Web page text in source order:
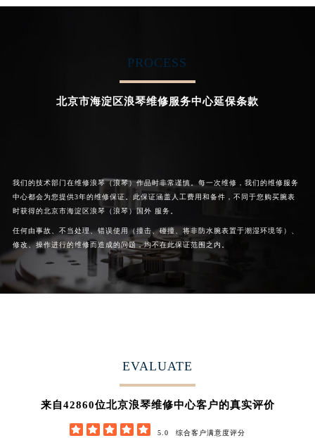
是北京浪琴维修服务中心
是北京浪琴维修服务中心

PROCESS
北京市海淀区浪琴维修服务中心延保条款
我们的技术部门在维修浪琴（浪琴）作品时非常谨慎。每一次维修，我们的维修服务
中心都会为您提供3年的维修保证。此保证涵盖人工费用和备件，不同于您购买腕表
时获得的北京市海淀区浪琴（浪琴）国外 服务。
任何由事故、不当处理、错误使用（撞击、碰撞、将非防水腕表置于潮湿环境等）、
修改、操作进行的维修而造成的问题，均不在此保证范围之内。
EVALUATE
来自42860位北京浪琴维修中心客户的真实评价
     5.0 综合客户满意度评分